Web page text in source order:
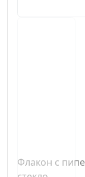
Флакон с